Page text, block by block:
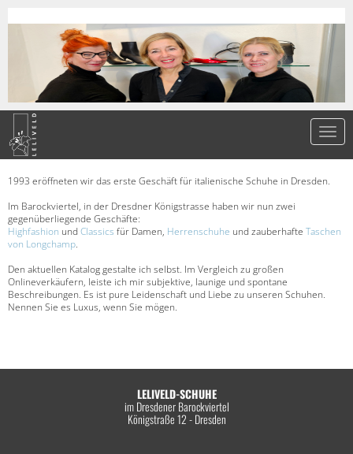
1993 eröffneten wir das erste Geschäft für italienische Schuhe in Dresden.
Im Barockviertel, in der Dresdner Königstrasse haben wir nun zwei
gegenüberliegende Geschäfte:
Highfashion und Classics für Damen, Herrenschuhe und zauberhafte Taschen
von Longchamp.
Den aktuellen Katalog gestalte ich selbst. Im Vergleich zu großen
Onlineverkäufern, leiste ich mir subjektive, launige und spontane
Beschreibungen. Es ist pure Leidenschaft und Liebe zu unseren Schuhen.
Nennen Sie es Luxus, wenn Sie mögen.
LELIVELD-SCHUHE
im Dresdener Barockviertel
Königstraße 12 - Dresden